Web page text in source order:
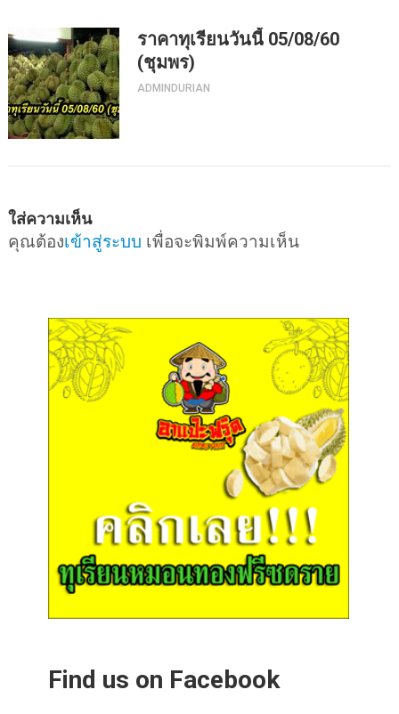
ราคาทุเรียนวันนี้ 05/08/60
(ชุมพร)
ADMINDURIAN
ใส่ความเห็น
คุณต้องเข้าสู่ระบบ เพื่อจะพิมพ์ความเห็น
Find us on Facebook